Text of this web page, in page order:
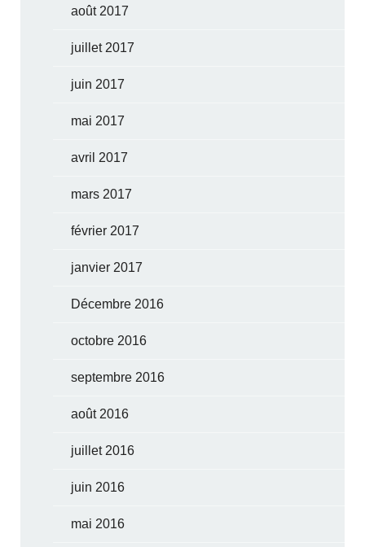
août 2017
juillet 2017
juin 2017
mai 2017
avril 2017
mars 2017
février 2017
janvier 2017
Décembre 2016
octobre 2016
septembre 2016
août 2016
juillet 2016
juin 2016
mai 2016